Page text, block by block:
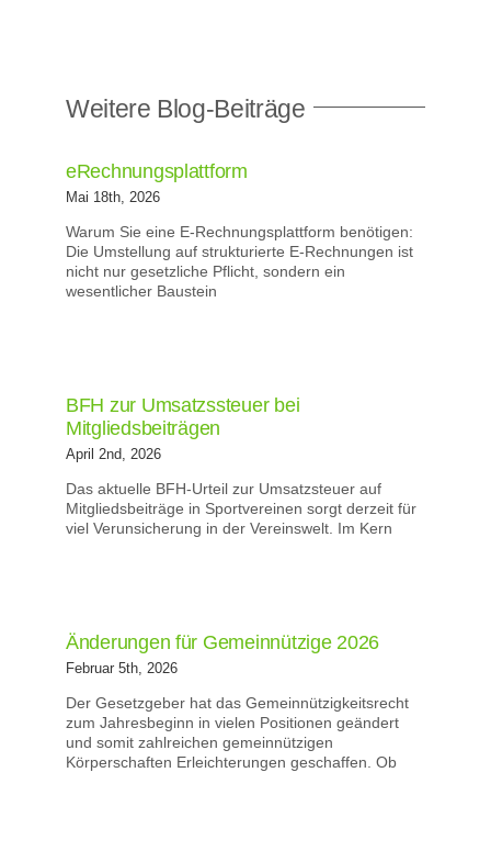
Weitere Blog-Beiträge
eRechnungsplattform
Mai 18th, 2026
Warum Sie eine E‑Rechnungsplattform benötigen:
Die Umstellung auf strukturierte E‑Rechnungen ist
nicht nur gesetzliche Pflicht, sondern ein
wesentlicher Baustein
BFH zur Umsatzssteuer bei
Mitgliedsbeiträgen
April 2nd, 2026
Das aktuelle BFH-Urteil zur Umsatzsteuer auf
Mitgliedsbeiträge in Sportvereinen sorgt derzeit für
viel Verunsicherung in der Vereinswelt. Im Kern
Änderungen für Gemeinnützige 2026
Februar 5th, 2026
Der Gesetzgeber hat das Gemeinnützigkeitsrecht
zum Jahresbeginn in vielen Positionen geändert
und somit zahlreichen gemeinnützigen
Körperschaften Erleichterungen geschaffen. Ob